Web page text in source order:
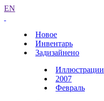
EN
Новое
Инвентарь
Задизайнено
Иллюстрации
2007
Февраль